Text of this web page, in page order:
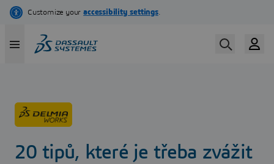
Skip
content
20 tipů, které je třeba zvážit